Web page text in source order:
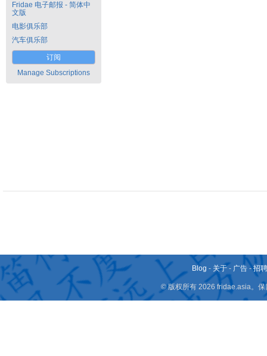
Fridae 电子邮报 - 简体中
文版
电影俱乐部
汽车俱乐部
订阅
Manage Subscriptions
Blog - 关于 - 广告 -招
© 版权所有 2026 fridae.asia。